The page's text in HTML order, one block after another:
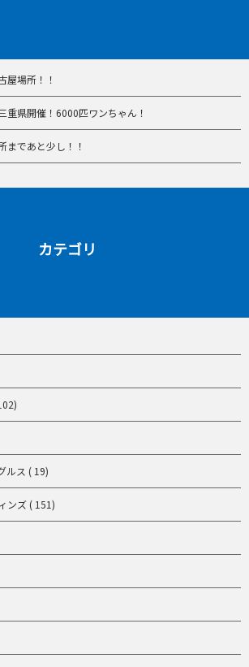
屋場所！！
重県開催！6000匹ワンちゃん！
まであと少し！！
カテゴリ
ルス ( 19)
ンズ ( 151)